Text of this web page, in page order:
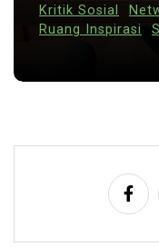
Kritik Sosial
Ruang Inspirasi